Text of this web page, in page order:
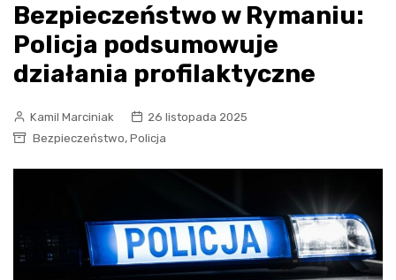
Bezpieczeństwo w Rymaniu:
Policja podsumowuje
działania profilaktyczne
Kamil Marciniak
26 listopada 2025
Bezpieczeństwo, Policja